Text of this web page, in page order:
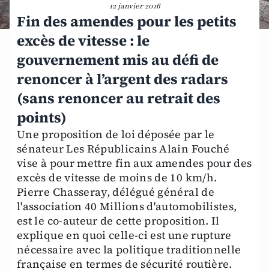
12 janvier 2016
Fin des amendes pour les petits
excès de vitesse : le
gouvernement mis au défi de
renoncer à l’argent des radars
(sans renoncer au retrait des
points)
Une proposition de loi déposée par le
sénateur Les Républicains Alain Fouché
vise à pour mettre fin aux amendes pour des
excès de vitesse de moins de 10 km/h.
Pierre Chasseray, délégué général de
l'association 40 Millions d'automobilistes,
est le co-auteur de cette proposition. Il
explique en quoi celle-ci est une rupture
nécessaire avec la politique traditionnelle
française en termes de sécurité routière.